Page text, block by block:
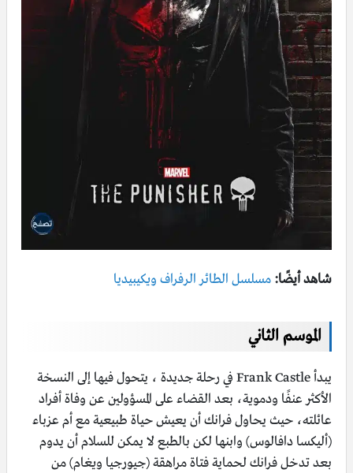
شاهد أيضًا: مسلسل الطائر الرفراف ويكيبيديا
الموسم الثاني
يبدأ Frank Castle في رحلة جديدة ، يتحول فيها إلى النسخة
الأكثر عنفًا ودموية، بعد القضاء على المسؤولين عن وفاة أفراد
عائلته، حيث يحاول فرانك أن يعيش حياة طبيعية مع أم عزباء
(أليكسا دافالوس) وابنها لكن بالطبع لا يمكن للسلام أن يدوم
بعد تدخل فرانك لحماية فتاة مراهقة (جيورجيا ويغام) من